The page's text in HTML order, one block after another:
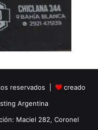
reservados |
creado
Argentina
Maciel 282, Coronel